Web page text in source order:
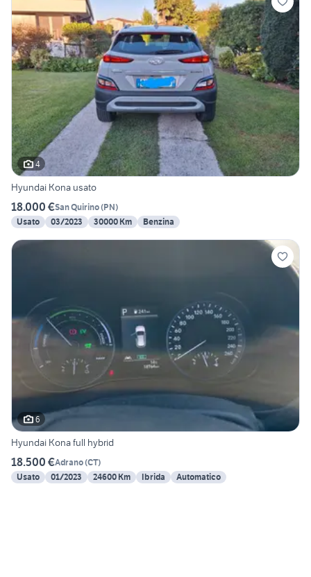
4
Hyundai Kona usato
18.000 €San Quirino(PN)
Usato
03/2023 30000 Km Benzina
6
Hyundai Kona full hybrid
18.500 €Adrano(CT)
Usato
01/2023 24600 Km Ibrida Automatico